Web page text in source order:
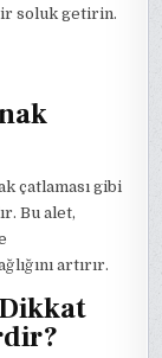
soluk getirin.
çatlaması gibi
Bu alet,
artırır.